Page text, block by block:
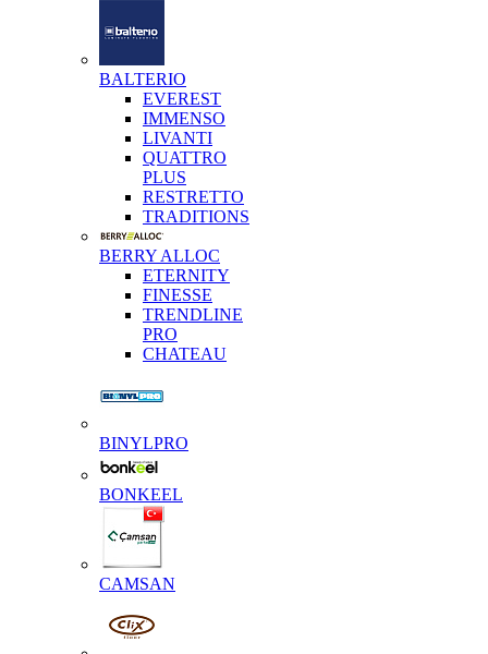
BALTERIO
EVEREST
IMMENSO
LIVANTI
QUATTRO
PLUS
RESTRETTO
TRADITIONS
BERRY ALLOC
ETERNITY
FINESSE
TRENDLINE
PRO
CHATEAU
BINYLPRO
BONKEEL
CAMSAN